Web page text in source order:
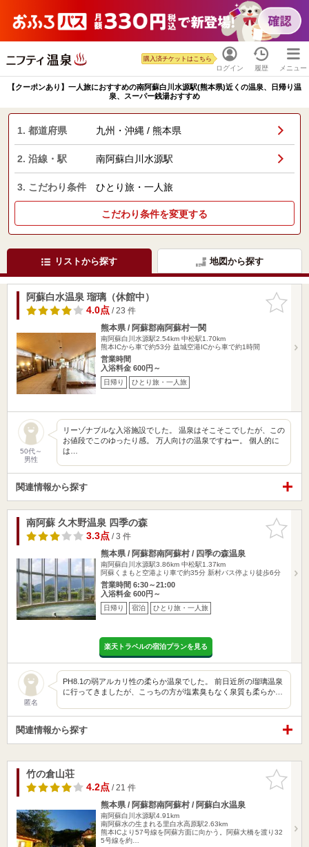
ログイン
購入済チケットはこちら
履歴 メニュー
【クーポンあり】一人旅におすすめの南阿蘇白川水源駅(熊本県)近くの温泉、日帰り温
泉、スーパー銭湯おすすめ
1. 都道府県 九州・沖縄 / 熊本県
2. 沿線・駅 南阿蘇白川水源駅
3. こだわり条件 ひとり旅・一人旅
こだわり条件を変更する
リストから探す 地図から探す
お気に入
りに追加
阿蘇白水温泉 瑠璃（休館中）
4.0点/ 23 件
熊本県 / 阿蘇郡南阿蘇村一関
南阿蘇白川水源駅2.54km 中松駅1.70km
熊本ICから車で約53分 益城空港ICから車で約1時間
営業時間
入浴料金 600円～
日帰り ひとり旅・一人旅
50代～
男性
リーゾナブルな入浴施設でした。 温泉はそこそこでしたが、この
お値段でこのゆったり感。 万人向けの温泉ですねー。 個人的に
は…
関連情報から探す
お気に入
りに追加
南阿蘇 久木野温泉 四季の森
3.3点/ 3 件
熊本県 / 阿蘇郡南阿蘇村 / 四季の森温泉
南阿蘇白川水源駅3.86km 中松駅1.37km
阿蘇くまもと空港より車で約35分 新村バス停より徒歩6分
営業時間 6:30～21:00
入浴料金 600円～
日帰り 宿泊 ひとり旅・一人旅
楽天トラベルの宿泊プランを見る
匿名
PH8.1の弱アルカリ性の柔らか温泉でした。 前日近所の瑠璃温泉
に行ってきましたが、こっちの方が塩素臭もなく泉質も柔らか…
関連情報から探す
お気に入
りに追加
竹の倉山荘
4.2点/ 21 件
熊本県 / 阿蘇郡南阿蘇村 / 阿蘇白水温泉
南阿蘇白川水源駅4.91km
南阿蘇水の生まれる里白水高原駅2.63km
熊本ICより57号線を阿蘇方面に向かう。阿蘇大橋を渡り32
5号線を約…